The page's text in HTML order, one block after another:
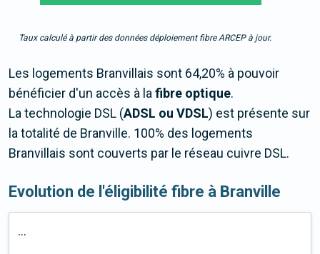
Taux calculé à partir des données déploiement fibre ARCEP à jour.
Les logements Branvillais sont 64,20% à pouvoir
bénéficier d'un accès à lafibre optique.
La technologie DSL (ADSL ou VDSL) est présente sur
la totalité de Branville. 100% des logements
Branvillais sont couverts par le réseau cuivre DSL.
Evolution de l'éligibilité fibre à Branville
...